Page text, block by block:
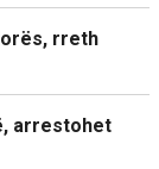
rreth
arrestohet